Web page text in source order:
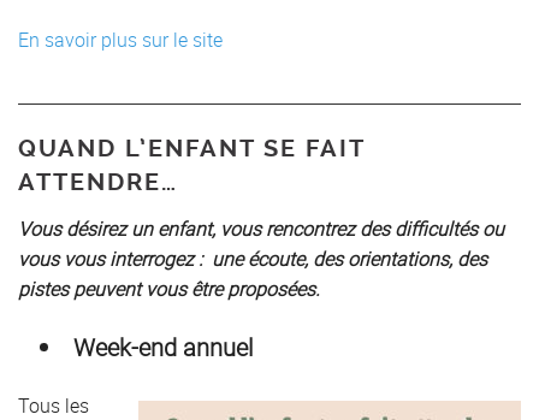
En savoir plus sur le site
QUAND L’ENFANT SE FAIT
ATTENDRE…
Vous désirez un enfant, vous rencontrez des difficultés ou
vous vous interrogez : une écoute, des orientations, des
pistes peuvent vous être proposées.
Week-end annuel
Tous les